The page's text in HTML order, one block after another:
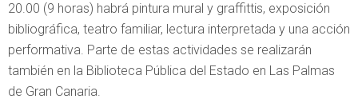
20.00 (9 horas) habrá pintura mural y graffittis, exposición
bibliográfica, teatro familiar, lectura interpretada y una acción
performativa. Parte de estas actividades se realizarán
también en la Biblioteca Pública del Estado en Las Palmas
de Gran Canaria.